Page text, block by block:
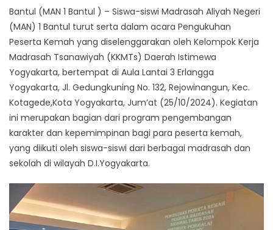
Bantul (MAN 1 Bantul ) – Siswa-siswi Madrasah Aliyah Negeri
(MAN) 1 Bantul turut serta dalam acara Pengukuhan
Peserta Kemah yang diselenggarakan oleh Kelompok Kerja
Madrasah Tsanawiyah (KKMTs) Daerah Istimewa
Yogyakarta, bertempat di Aula Lantai 3 Erlangga
Yogyakarta, Jl. Gedungkuning No. 132, Rejowinangun, Kec.
Kotagede,Kota Yogyakarta, Jum’at (25/10/2024). Kegiatan
ini merupakan bagian dari program pengembangan
karakter dan kepemimpinan bagi para peserta kemah,
yang diikuti oleh siswa-siswi dari berbagai madrasah dan
sekolah di wilayah D.I.Yogyakarta.